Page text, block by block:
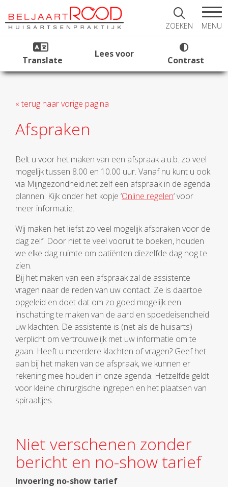
ZOEKEN MENU
Translate
Lees voor
Contrast
« terug naar vorige pagina
Afspraken
Belt u voor het maken van een afspraak a.u.b. zo veel
mogelijk tussen 8.00 en 10.00 uur. Vanaf nu kunt u ook
via Mijngezondheid.net zelf een afspraak in de agenda
plannen. Kijk onder het kopje ‘Online regelen‘ voor
meer informatie.
Wij maken het liefst zo veel mogelijk afspraken voor de
dag zelf. Door niet te veel vooruit te boeken, houden
we elke dag ruimte om patiënten diezelfde dag nog te
zien.
Bij het maken van een afspraak zal de assistente
vragen naar de reden van uw contact. Ze is daartoe
opgeleid en doet dat om zo goed mogelijk een
inschatting te maken van de aard en spoedeisendheid
uw klachten. De assistente is (net als de huisarts)
verplicht om vertrouwelijk met uw informatie om te
gaan. Heeft u meerdere klachten of vragen? Geef het
aan bij het maken van de afspraak, we kunnen er
rekening mee houden in onze agenda. Hetzelfde geldt
voor kleine chirurgische ingrepen en het plaatsen van
spiraaltjes.
Niet verschenen zonder
bericht en no-show tarief
Invoering no-show tarief